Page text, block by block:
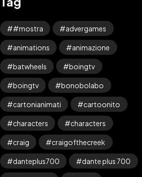
#mostra advergames
animations animazione
batwheels boingtv
boingtv bonobolabo
cartonianimati cartoonito
characters characters
craig craigofthecreek
danteplus700 dante plus 700